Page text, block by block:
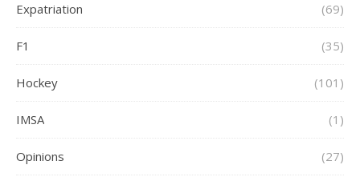
Expatriation (69)
F1 (35)
Hockey (101)
IMSA (1)
Opinions (27)